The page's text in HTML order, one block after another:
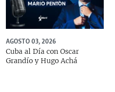
AGOSTO 03, 2026
Cuba al Día con Oscar
Grandío y Hugo Achá